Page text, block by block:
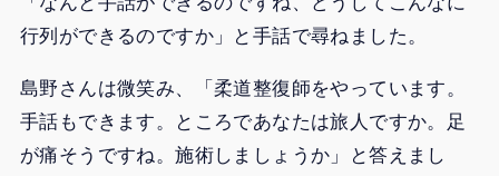
行列ができるのですか」と手話で尋ねました。
島野さんは微笑み、「柔道整復師をやっています。
手話もできます。ところであなたは旅人ですか。足
が痛そうですね。施術しましょうか」と答えまし